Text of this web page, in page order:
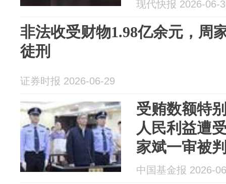
现代快报 2026-06-
非法收受财物1.98亿余元，周
徒刑
证券时报 2026-06-29
受贿数额特
人民利益遭
家斌一审被
中国基金报 2026-